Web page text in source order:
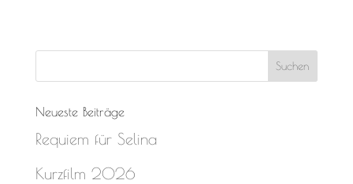
Neueste Beiträge
Requiem für Selina
Kurzfilm 2026